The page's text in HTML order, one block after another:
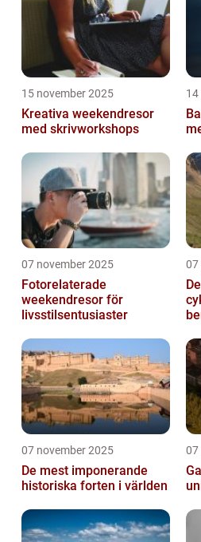
15 november 2025
Kreativa weekendresor
med skrivworkshops
14
07 november 2025
Fotorelaterade
weekendresor för
livsstilsentusiaster
07
07 november 2025
De mest imponerande
historiska forten i världen
07